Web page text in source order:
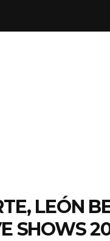
LEÓN
SHOWS